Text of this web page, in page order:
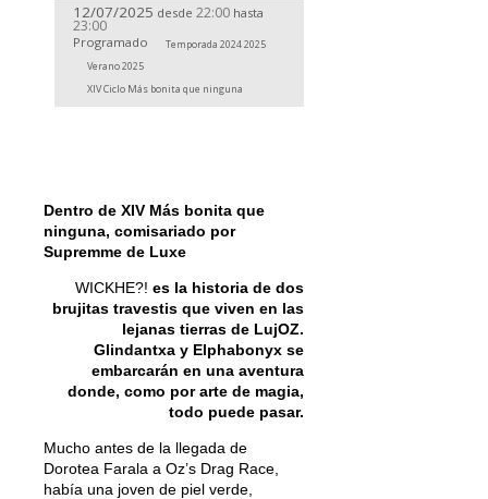
12/07/2025 desde 22:00 hasta
23:00
Programado
Temporada 2024 2025
Verano 2025
XIV Ciclo Más bonita que ninguna
Dentro de XIV Más bonita que
ninguna, comisariado por
Supremme de Luxe
WICKHE?! es la historia de dos
brujitas travestis que viven en las
lejanas tierras de LujOZ.
Glindantxa y Elphabonyx se
embarcarán en una aventura
donde, como por arte de magia,
todo puede pasar.
Mucho antes de la llegada de
Dorotea Farala a Oz’s Drag Race,
había una joven de piel verde,